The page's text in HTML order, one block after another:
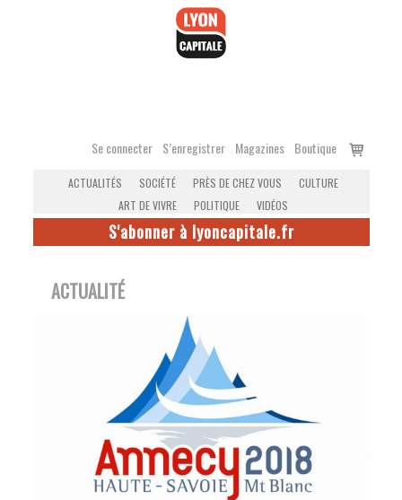
Se connecter S’enregistrer Magazines Boutique
Voir
ACTUALITÉS SOCIÉTÉ PRÈS DE CHEZ VOUS
CULTURE
ART DE VIVRE
POLITIQUE VIDÉOS
S'abonner à lyoncapitale.fr
ACTUALITÉ